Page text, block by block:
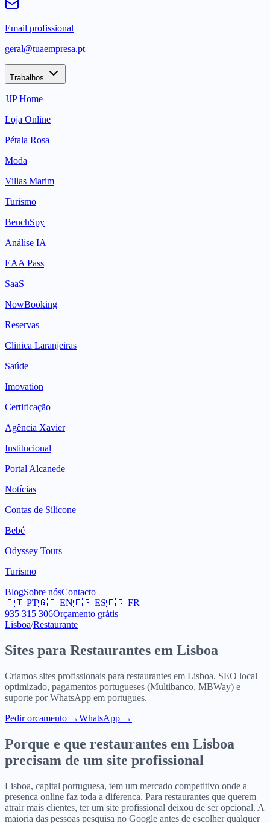
Email profissional
geral@tuaempresa.pt
Trabalhos
JJP Home
Loja Online
Pétala Rosa
Moda
Villas Marim
Turismo
BenchSpy
Análise IA
EAA Pass
SaaS
NowBooking
Reservas
Clinica Laranjeiras
Saúde
Imovation
Certificação
Agência Xavier
Institucional
Portal Alcanede
Notícias
Contas de Silicone
Bebé
Odyssey Tours
Turismo
BlogSobre nósContacto
🇵🇹 PT🇬🇧 EN🇪🇸 ES🇫🇷 FR
935 315 306Orçamento grátis
Lisboa/Restaurante
Sites para Restaurantes em Lisboa
Criamos sites profissionais para restaurantes em Lisboa. SEO local
optimizado, pagamentos portugueses (Multibanco, MBWay) e
suporte por WhatsApp em portugues.
Pedir orcamento →WhatsApp →
Porque e que restaurantes em Lisboa
precisam de um site profissional
Lisboa, capital portuguesa, tem um mercado competitivo onde a
presenca online faz toda a diferenca. Para restaurantes que querem
atrair mais clientes, ter um site profissional deixou de ser opcional. A
maioria das pessoas pesquisa no Google antes de escolher qualquer